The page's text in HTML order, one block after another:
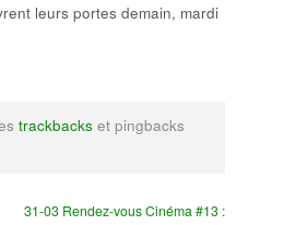
leurs portes demain, mardi
trackbacks et pingbacks
31-03 Rendez-vous Cinéma #13 :